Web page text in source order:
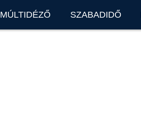
MÚLTIDÉZŐ SZABADIDŐ